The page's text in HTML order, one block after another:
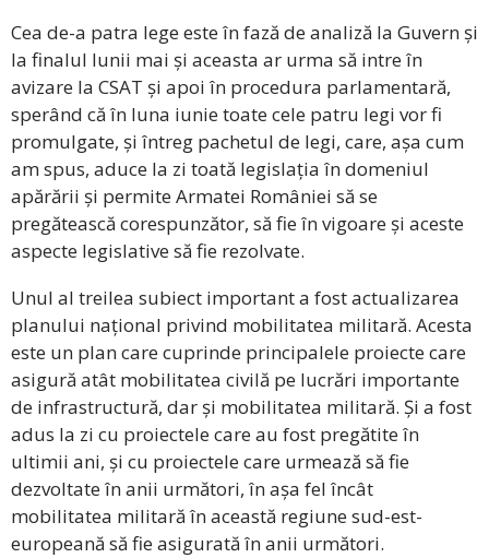
Cea de-a patra lege este în fază de analiză la Guvern și
la finalul lunii mai și aceasta ar urma să intre în
avizare la CSAT și apoi în procedura parlamentară,
sperând că în luna iunie toate cele patru legi vor fi
promulgate, și întreg pachetul de legi, care, așa cum
am spus, aduce la zi toată legislația în domeniul
apărării și permite Armatei României să se
pregătească corespunzător, să fie în vigoare și aceste
aspecte legislative să fie rezolvate.
Unul al treilea subiect important a fost actualizarea
planului național privind mobilitatea militară. Acesta
este un plan care cuprinde principalele proiecte care
asigură atât mobilitatea civilă pe lucrări importante
de infrastructură, dar și mobilitatea militară. Și a fost
adus la zi cu proiectele care au fost pregătite în
ultimii ani, și cu proiectele care urmează să fie
dezvoltate în anii următori, în așa fel încât
mobilitatea militară în această regiune sud-est-
europeană să fie asigurată în anii următori.